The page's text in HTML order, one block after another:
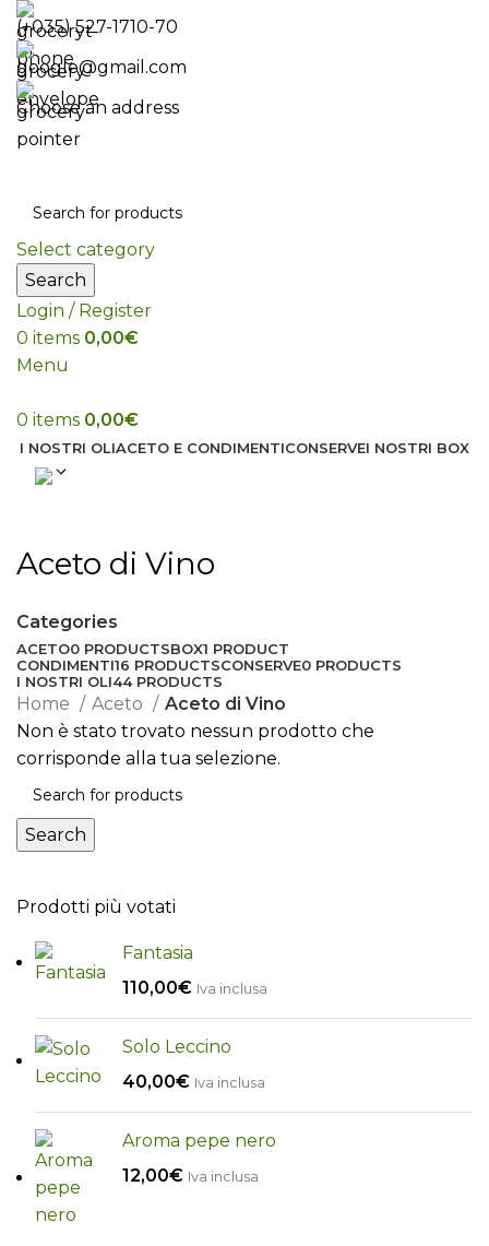
(+035) 527-1710-70
google@gmail.com
Choose an address
Select category
Search
Login / Register
0 items 0,00€
Menu
0 items 0,00€
I NOSTRI OLIACETO E CONDIMENTICONSERVEI NOSTRI BOX
Aceto di Vino
Categories
ACETO0 PRODUCTSBOX1 PRODUCT
CONDIMENTI16 PRODUCTSCONSERVE0 PRODUCTS
I NOSTRI OLI44 PRODUCTS
Prodotti più votati
Fantasia
110,00€ Iva inclusa
Solo Leccino
40,00€ Iva inclusa
Aroma pepe nero
12,00€ Iva inclusa
Home Aceto
Aceto di Vino
Non è stato trovato nessun prodotto che
corrisponde alla tua selezione.
Search